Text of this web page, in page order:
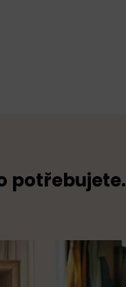
potřebujete.